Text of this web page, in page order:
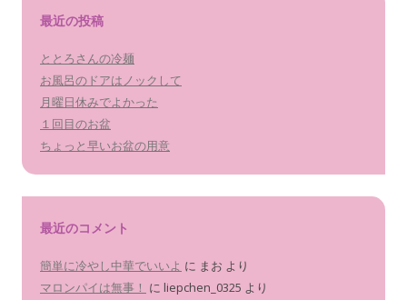
最近の投稿
ととろさんの冷麺
お風呂のドアはノックして
月曜日休みでよかった
１回目のお盆
ちょっと早いお盆の用意
最近のコメント
簡単に冷やし中華でいいよ に まお より
マロンパイは無事！ に liepchen_0325 より